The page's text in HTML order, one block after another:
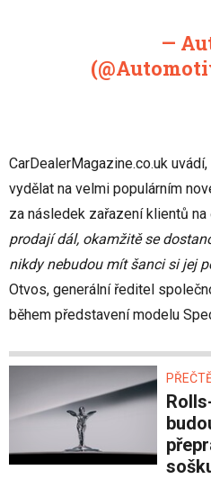
—
CarDealerMagazine.co.uk
vydělat na velmi populárním
za následek zařazení klientů na
prodají dál, okamžitě se
nikdy nebudou mít šanci si jej
Otvos, generální ředitel
během představení modelu
Rolls-Royce kvůli